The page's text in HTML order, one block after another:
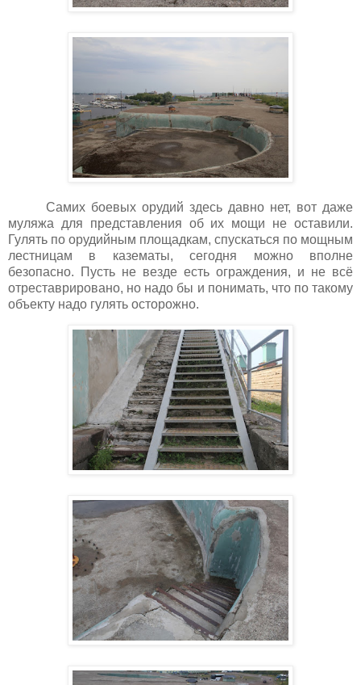
Самих боевых орудий здесь давно нет, вот даже
муляжа для представления об их мощи не оставили.
Гулять по орудийным площадкам, спускаться по мощным
лестницам в казематы, сегодня можно вполне
безопасно. Пусть не везде есть ограждения, и не всё
отреставрировано, но надо бы и понимать, что по такому
объекту надо гулять осторожно.